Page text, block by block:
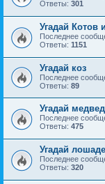
Ответы: 301
Угадай Котов
Последнее
Ответы: 1151
Угадай коз
Последнее
Ответы: 89
Угадай
Последнее
Ответы: 475
Угадай
Последнее
Ответы: 320